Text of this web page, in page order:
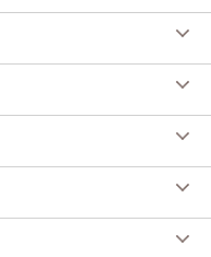
稿者：SL Creations